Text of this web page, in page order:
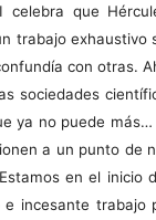
celebra que
trabajo
con otras.
sociedades
ya no puede
a un punto de
en el
e incesante